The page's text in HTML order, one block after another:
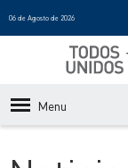
06 de Agosto de 2026
Menu